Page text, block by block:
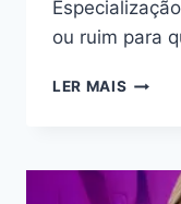
ou ruim para
LER MAIS CURSO
DE